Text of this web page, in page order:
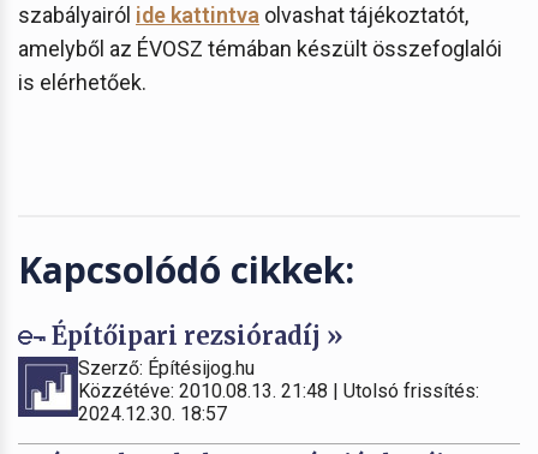
szabályairól ide kattintva olvashat tájékoztatót,
amelyből az ÉVOSZ témában készült összefoglalói
is elérhetőek.
Kapcsolódó cikkek:
Építőipari rezsióradíj »
Szerző: Építésijog.hu
Közzétéve: 2010.08.13. 21:48 | Utolsó frissítés:
2024.12.30. 18:57